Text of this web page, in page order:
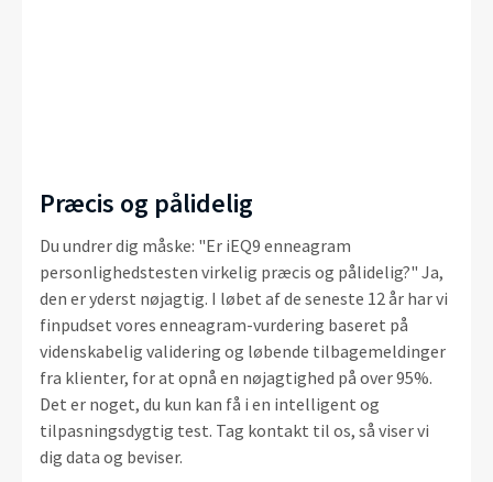
Præcis og pålidelig
Du undrer dig måske: "Er iEQ9 enneagram
personlighedstesten virkelig præcis og pålidelig?" Ja,
den er yderst nøjagtig. I løbet af de seneste 12 år har vi
finpudset vores enneagram-vurdering baseret på
videnskabelig validering og løbende tilbagemeldinger
fra klienter, for at opnå en nøjagtighed på over 95%.
Det er noget, du kun kan få i en intelligent og
tilpasningsdygtig test. Tag kontakt til os, så viser vi
dig data og beviser.